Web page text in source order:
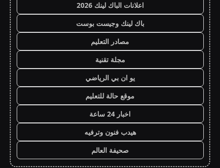
اعلانات الباك لينك 2026
باك لينك وجيست بوست
مصادر التعليم
مجلة تقنية
يو ان بي الرياضي
موقع حالة للتعليم
اخبار 24 ساعة
هيدب فنون وترفيه
صحيفة العالم